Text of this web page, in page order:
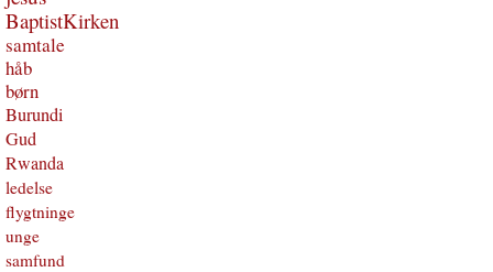
BaptistKirken
samtale
håb
børn
Burundi
Gud
Rwanda
ledelse
flygtninge
unge
samfund